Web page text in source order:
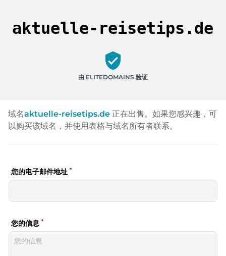
aktuelle-reisetips.de
verified_user
由 ELITEDOMAINS 验证
域名aktuelle-reisetips.de 正在出售。如果您感兴趣，可
以购买该域名，并使用表格与域名所有者联系。